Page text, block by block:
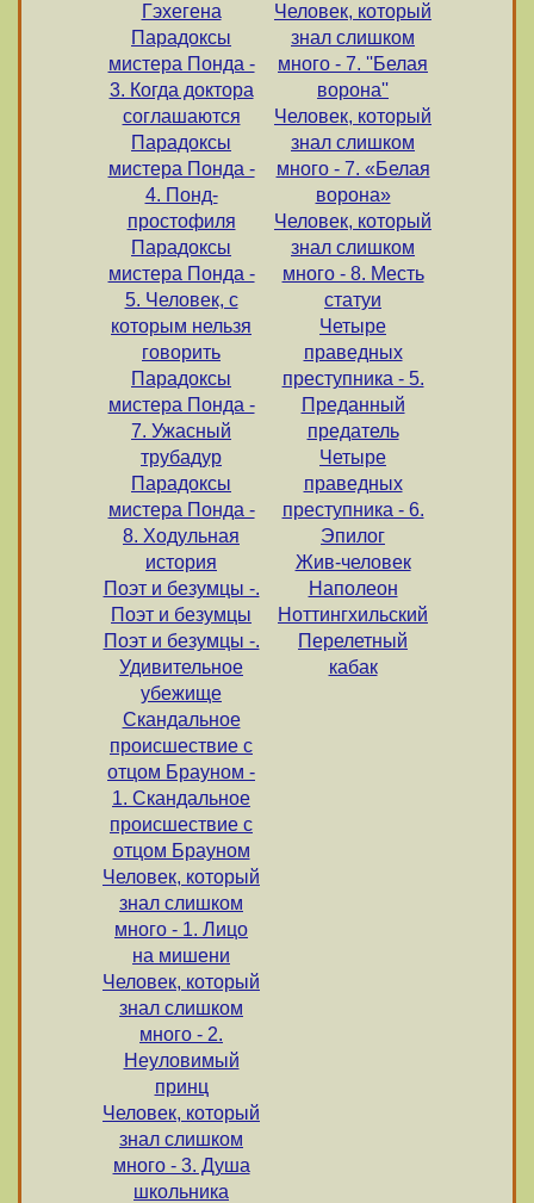
Гэхегена
Парадоксы
мистера Понда -
3. Когда доктора
соглашаются
Парадоксы
мистера Понда -
4. Понд-
простофиля
Парадоксы
мистера Понда -
5. Человек, с
которым нельзя
говорить
Парадоксы
мистера Понда -
7. Ужасный
трубадур
Парадоксы
мистера Понда -
8. Ходульная
история
Поэт и безумцы -.
Поэт и безумцы
Поэт и безумцы -.
Удивительное
убежище
Скандальное
происшествие с
отцом Брауном -
1. Скандальное
происшествие с
отцом Брауном
Человек, который
знал слишком
много - 1. Лицо
на мишени
Человек, который
знал слишком
много - 2.
Неуловимый
принц
Человек, который
знал слишком
много - 3. Душа
школьника
Человек, который
знал слишком
много - 7. ''Белая
ворона''
Человек, который
знал слишком
много - 7. «Белая
ворона»
Человек, который
знал слишком
много - 8. Месть
статуи
Четыре
праведных
преступника - 5.
Преданный
предатель
Четыре
праведных
преступника - 6.
Эпилог
Жив-человек
Наполеон
Ноттингхильский
Перелетный
кабак